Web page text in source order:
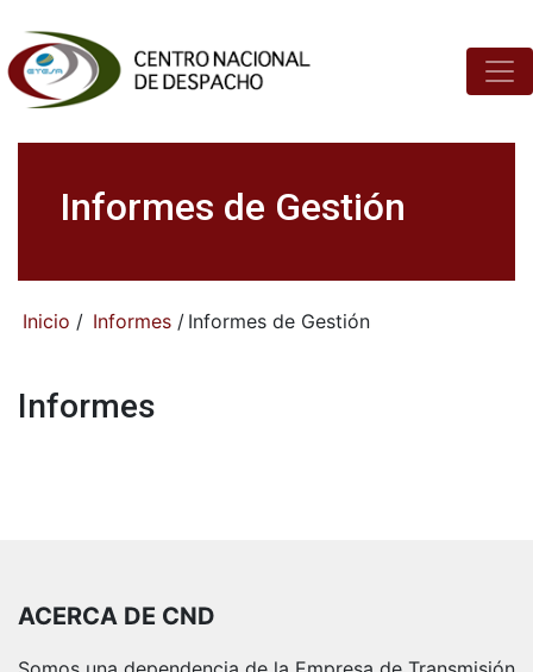
Informes de Gestión
Inicio / Informes / Informes de Gestión
Informes
ACERCA DE CND